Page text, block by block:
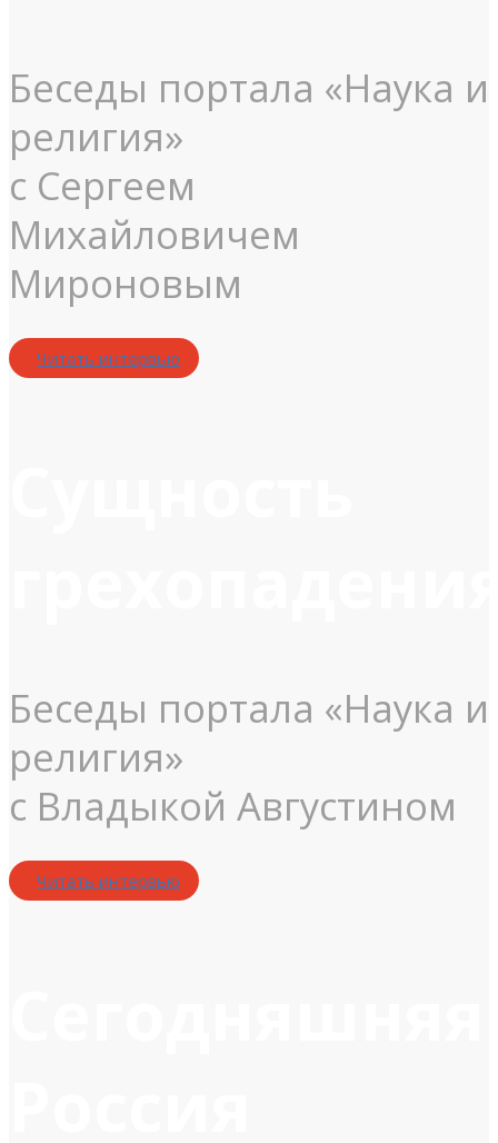
Беседы портала «Наука и
религия»
с Сергеем
Михайловичем
Мироновым
Читать интервью
Беседы портала «Наука и
религия»
с Владыкой Августином
Читать интервью